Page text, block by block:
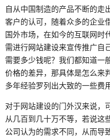
自从中国制造的产品不断的走
客户的认可，随着众多的企业
国外市场，在如今的互联网时
需进行网站建设来宣传推广自
需要多少钱呢？我们都知道一
价格的差异，那具体是怎么来
多年经验罗列出大致的一些费
对于网站建设的门外汉来说，
从几百到几十万不等，若说这
公司认为的需求不同，从而导